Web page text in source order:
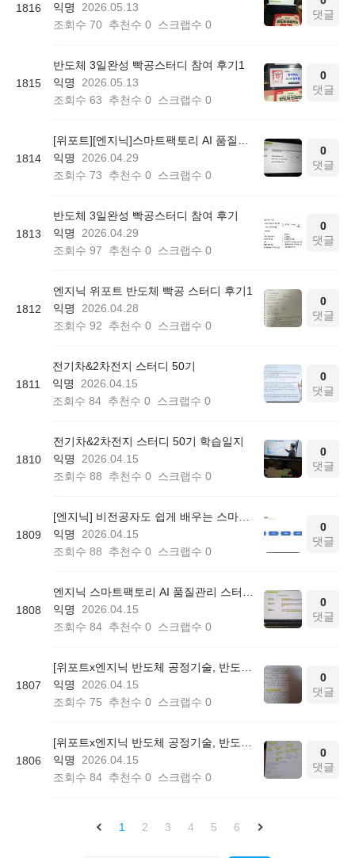
1816
익명
2026.05.13
조회수 70 추천수 0 스크랩수 0
댓글
1815
반도체 3일완성 빡공스터디 참여 후기1
익명
2026.05.13
조회수 63 추천수 0 스크랩수 0
0
댓글
1814
익명
2026.04.29
조회수 73 추천수 0 스크랩수 0
0
댓글
1813
반도체 3일완성 빡공스터디 참여 후기
익명
2026.04.29
조회수 97 추천수 0 스크랩수 0
0
댓글
1812
엔지닉 위포트 반도체 빡공 스터디 후기1
익명
2026.04.28
조회수 92 추천수 0 스크랩수 0
0
댓글
1811
전기차&2차전지 스터디 50기
익명
2026.04.15
조회수 84 추천수 0 스크랩수 0
0
댓글
1810
전기차&2차전지 스터디 50기 학습일지
익명
2026.04.15
조회수 88 추천수 0 스크랩수 0
0
댓글
1809
익명
2026.04.15
조회수 88 추천수 0 스크랩수 0
0
댓글
1808
익명
2026.04.15
조회수 84 추천수 0 스크랩수 0
0
댓글
1807
익명
2026.04.15
조회수 75 추천수 0 스크랩수 0
0
댓글
1806
익명
2026.04.15
조회수 84 추천수 0 스크랩수 0
0
댓글
1 2 3 4 5 6